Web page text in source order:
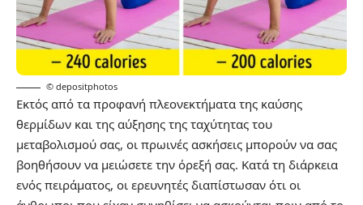
© depositphotos
Εκτός από τα προφανή πλεονεκτήματα της καύσης
θερμίδων και της αύξησης της ταχύτητας του
μεταβολισμού σας, οι πρωινές ασκήσεις μπορούν να σας
βοηθήσουν να μειώσετε την όρεξή σας. Κατά τη διάρκεια
ενός πειράματος, οι ερευνητές διαπίστωσαν ότι οι